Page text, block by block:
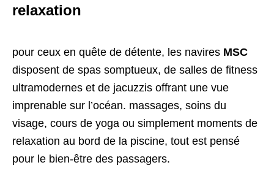
relaxation
pour ceux en quête de détente, les navires MSC
disposent de spas somptueux, de salles de fitness
ultramodernes et de jacuzzis offrant une vue
imprenable sur l’océan. massages, soins du
visage, cours de yoga ou simplement moments de
relaxation au bord de la piscine, tout est pensé
pour le bien-être des passagers.